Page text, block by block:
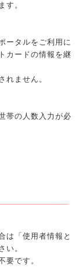
す。
ータルをご利用に
カードの情報を継
れません。
帯の人数入力が必
は「使用者情報と
い。
です。